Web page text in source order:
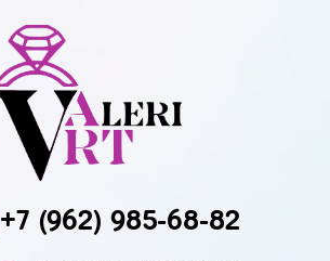
+7 (962) 985-68-82